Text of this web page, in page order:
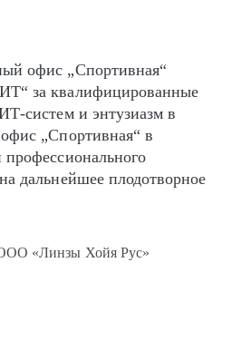
офис „Спортивная“
за квалифицированные
систем и энтузиазм в
„Спортивная“ в
профессионального
дальнейшее плодотворное
«Линзы Хойя Рус»